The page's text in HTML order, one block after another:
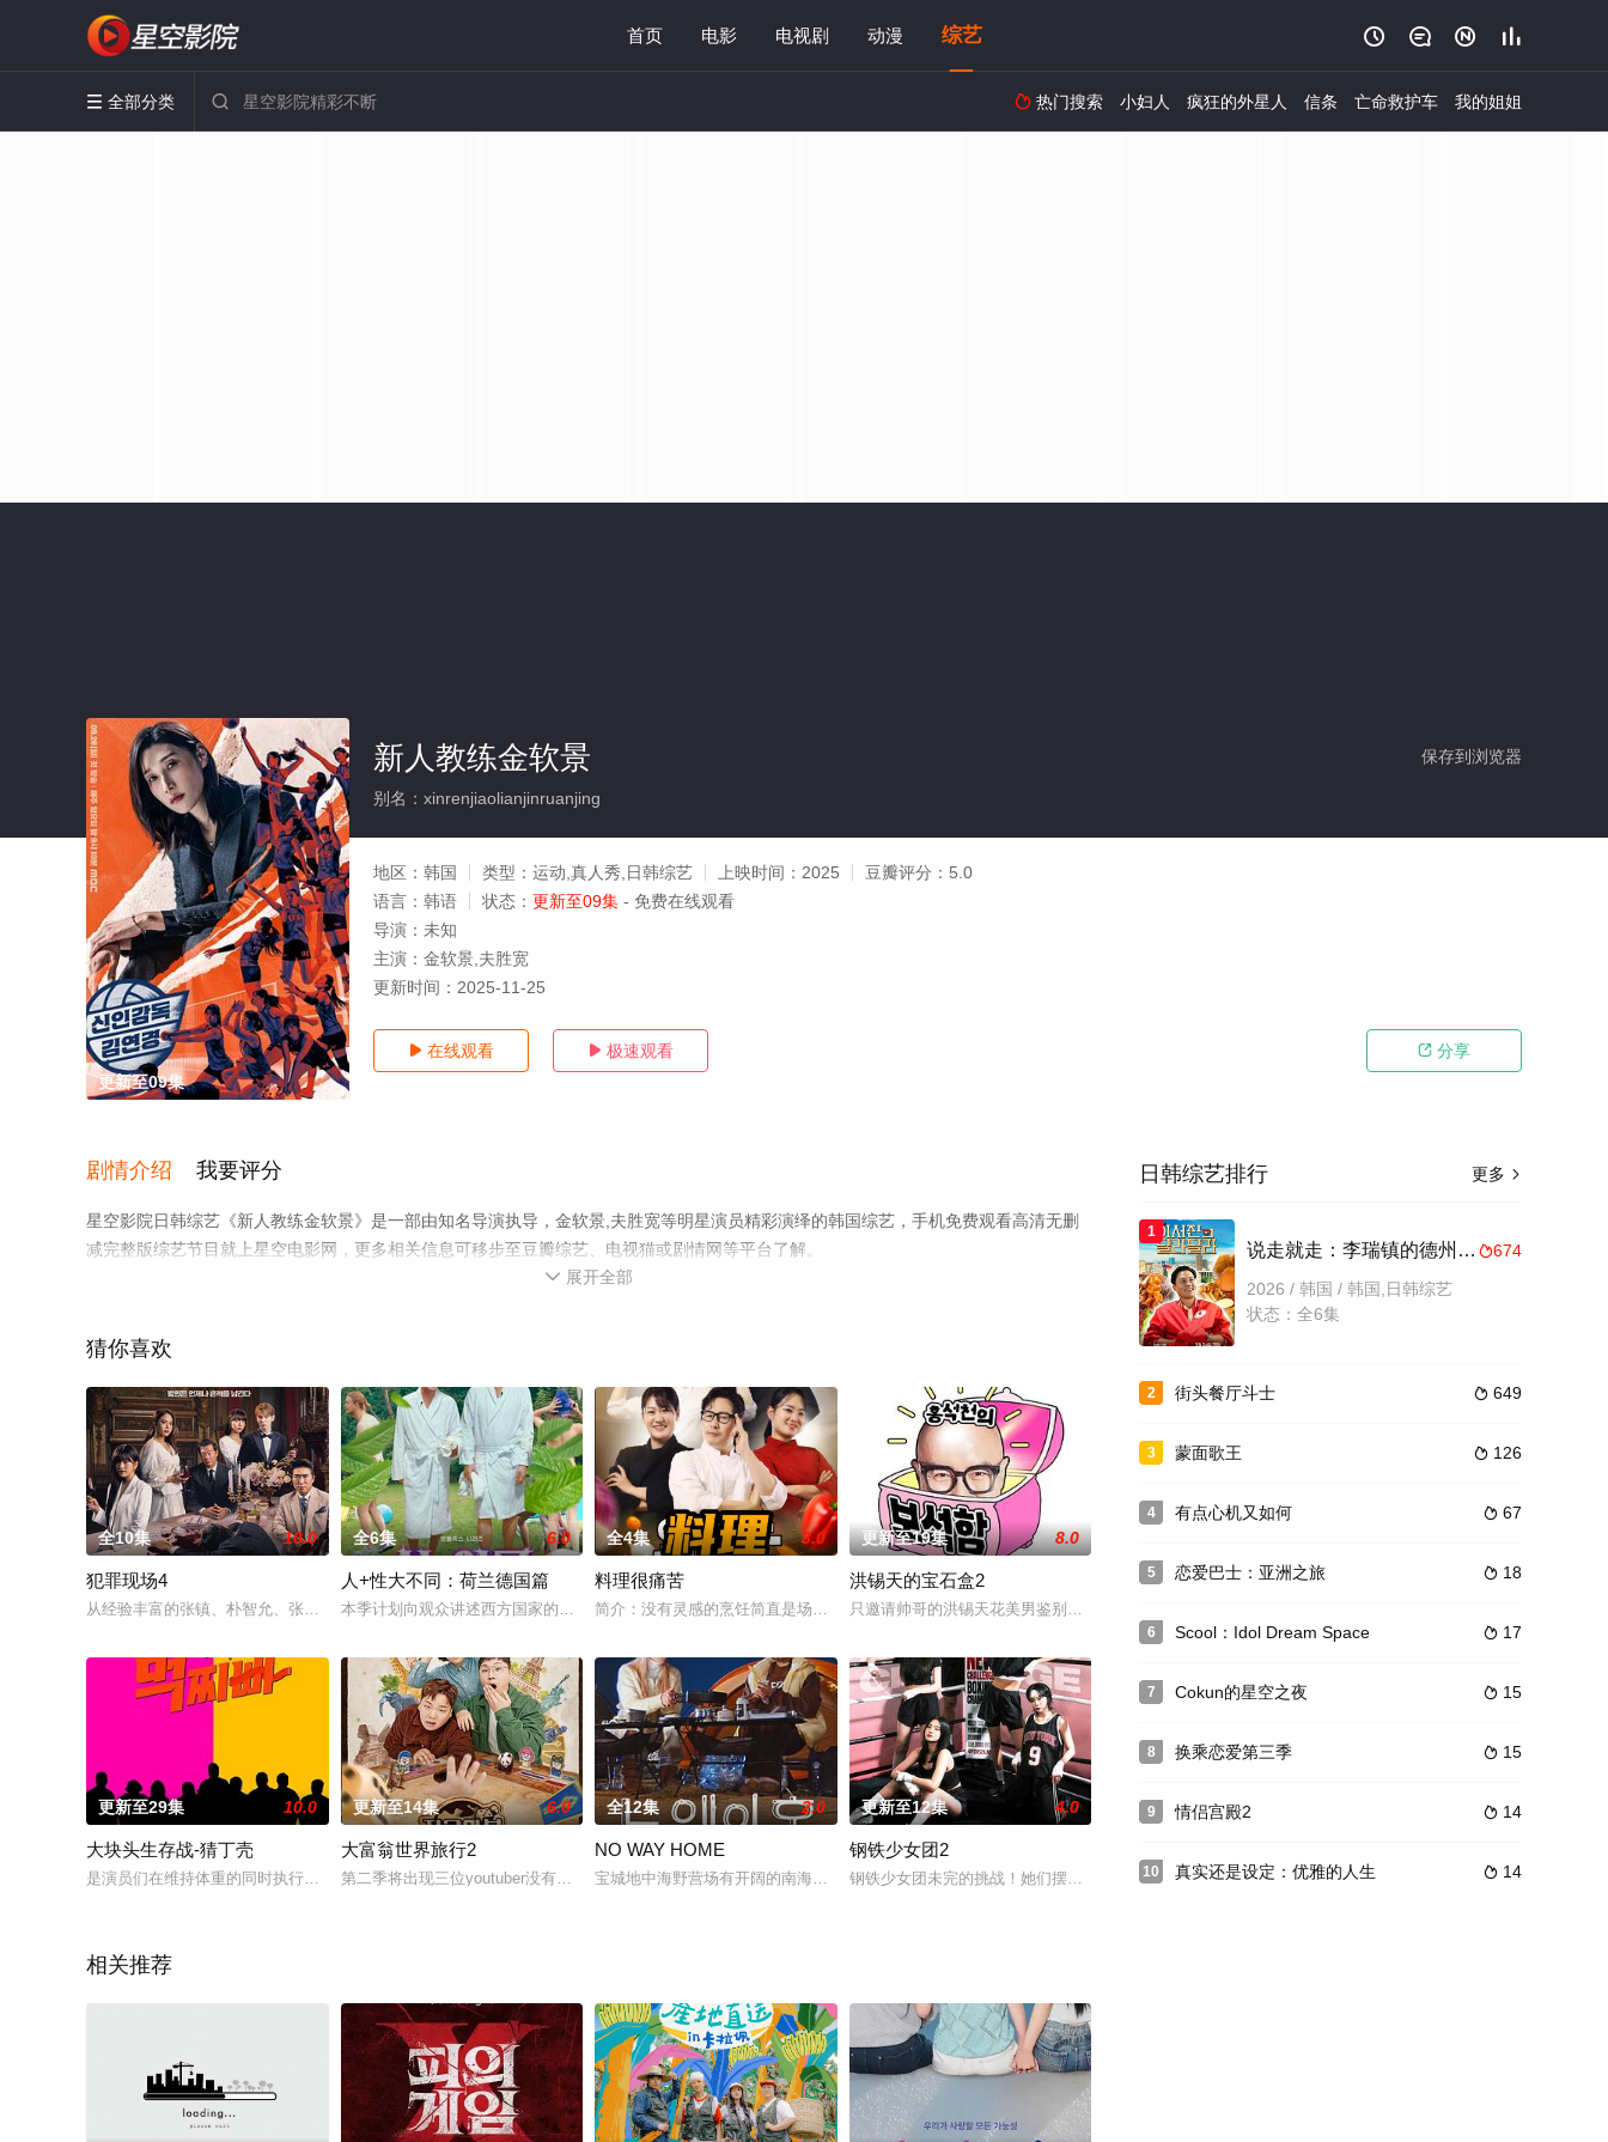
首页 电影 电视剧 动漫 综艺    
 全部分类   热门搜索 小妇人 疯狂的外星人 信条 亡命救护车 我的姐姐
更新至09集
保存到浏览器
新人教练金软景
别名：xinrenjiaolianjinruanjing
地区： 韩国 类型： 运动,真人秀,日韩综艺 上映时间： 2025 豆瓣评分： 5.0
语言： 韩语 状态： 更新至09集 - 免费在线观看
导演： 未知
主演： 金软景,夫胜宽
更新时间： 2025-11-25
 在线观看  极速观看  分享
剧情介绍 我要评分
星空影院日韩综艺《新人教练金软景》是一部由知名导演执导，金软景,夫胜宽等明星演员精彩演绎的韩国综艺，手机免费观看高清无删
减完整版综艺节目就上星空电影网，更多相关信息可移步至豆瓣综艺、电视猫或剧情网等平台了解。
 展开全部
猜你喜欢
全10集 10.0
犯罪现场4
从经验丰富的张镇、朴智允、张东民到新人Key、朱贤英、安宥真。一款角色扮演悬疑游戏，参与者成为嫌疑人和侦探，在规模更大、全新回归的“犯罪
全6集 6.0
人+性大不同：荷兰德国篇
本季计划向观众讲述西方国家的故事，尤其是荷兰和德国的故事
全4集 3.0
料理很痛苦
简介：没有灵感的烹饪简直是场悲剧！“节目”大厨和“真正”的大厨联手寻找新的创意！四位风格迥异的大厨将展开一场艰苦卓绝的团队挑战！
更新至19集 8.0
洪锡天的宝石盒2
只邀请帅哥的洪锡天花美男鉴别脱口秀
更新至29集 10.0
大块头生存战-猜丁壳
是演员们在维持体重的同时执行各种任务的节目。主持人徐章勋、Pungja、Youtuber罗善旭、gagwoman朴娜莱、申基露、李国主、
更新至14集 6.0
大富翁世界旅行2
第二季将出现三位youtuber没有去过的旅行地。
全12集 2.0
NO WAY HOME
宝城地中海野营场有开阔的南海风景的地方！No Way Home的第一个露营地！为可以尽情享受野营定式的新手野营而准备的最佳野营场所
更新至12集 4.0
钢铁少女团2
钢铁少女团未完的挑战！她们摆脱恐惧，超越极限，伸出拳头！包含血汗泪的拳击冠军挑战记。
相关推荐
更多 
日韩综艺排行
1
674
说走就走：李瑞镇的德州德州
2026 / 韩国 / 韩国,日韩综艺
状态：全6集
2  649
街头餐厅斗士
3  126
蒙面歌王
4  67
有点心机又如何
5  18
恋爱巴士：亚洲之旅
6  17
Scool：Idol Dream Space
7  15
Cokun的星空之夜
8  15
换乘恋爱第三季
9  14
情侣宫殿2
10  14
真实还是设定：优雅的人生